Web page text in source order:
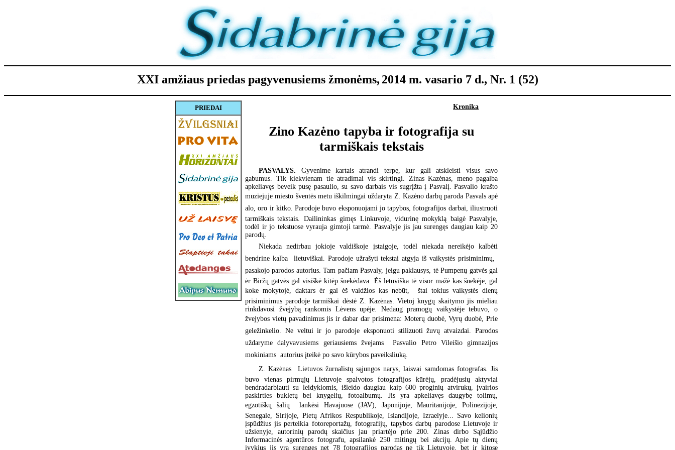
XXI amžiaus priedas pagyvenusiems žmonėms, 2014 m. vasario 7 d., Nr. 1 (52)
PRIEDAI Kronika
Zino Kazėno tapyba ir fotografija su
tarmiškais tekstais
PASVALYS. Gyvenime kartais atrandi terpę, kur gali atskleisti visus savo
gabumus. Tik kiekvienam tie atradimai vis skirtingi. Zinas Kazėnas, meno pagalba
apkeliavęs beveik pusę pasaulio, su savo darbais vis sugrįžta į Pasvalį. Pasvalio krašto
muziejuje miesto šventės metu iškilmingai uždaryta Z. Kazėno darbų paroda Pasvals apė
alo, oro ir kitko. Parodoje buvo eksponuojami jo tapybos, fotografijos darbai, iliustruoti
tarmiškais tekstais. Dailininkas gimęs Linkuvoje, vidurinę mokyklą baigė Pasvalyje,
todėl ir jo tekstuose vyrauja gimtoji tarmė. Pasvalyje jis jau surengęs daugiau kaip 20
parodų.
Niekada nedirbau jokioje valdiškoje įstaigoje, todėl niekada nereikėjo kalbėti
bendrine kalba  lietuviškai. Parodoje užrašyti tekstai atgyja iš vaikystės prisiminimų, 
pasakojo parodos autorius. Tam pačiam Pasvaly, jeigu paklausys, tė Pumpenų gatvės gal
ėr Biržų gatvės gal visiškė kitėp šnekėdava. Ėš letuviška tė visor mažė kas šnekėje, gal
koke mokytojė, daktars ėr gal ėš valdžios kas nebūt,  štai tokius vaikystės dienų
prisiminimus parodoje tarmiškai dėstė Z. Kazėnas. Vietoj knygų skaitymo jis mieliau
rinkdavosi žvejybą rankomis Lėvens upėje. Nedaug pramogų vaikystėje tebuvo, o
žvejybos vietų pavadinimus jis ir dabar dar prisimena: Moterų duobė, Vyrų duobė, Prie
geležinkelio. Ne veltui ir jo parodoje eksponuoti stilizuoti žuvų atvaizdai. Parodos
uždaryme dalyvavusiems geriausiems žvejams  Pasvalio Petro Vileišio gimnazijos
mokiniams  autorius įteikė po savo kūrybos paveiksliuką.
Z. Kazėnas  Lietuvos žurnalistų sąjungos narys, laisvai samdomas fotografas. Jis
buvo vienas pirmųjų Lietuvoje spalvotos fotografijos kūrėjų, pradėjusių aktyviai
bendradarbiauti su leidyklomis, išleido daugiau kaip 600 proginių atvirukų, įvairios
paskirties bukletų bei knygelių, fotoalbumų. Jis yra apkeliavęs daugybę tolimų,
egzotiškų šalių  lankėsi Havajuose (JAV), Japonijoje, Mauritanijoje, Polinezijoje,
Senegale, Sirijoje, Pietų Afrikos Respublikoje, Islandijoje, Izraelyje... Savo kelionių
įspūdžius jis perteikia fotoreportažų, fotografijų, tapybos darbų parodose Lietuvoje ir
užsienyje, autorinių parodų skaičius jau priartėjo prie 200. Zinas dirbo Sąjūdžio
Informacinės agentūros fotografu, apsilankė 250 mitingų bei akcijų. Apie tų dienų
įvykius jis yra surengęs net 78 fotografijos parodas ne tik Lietuvoje, bet ir kitose